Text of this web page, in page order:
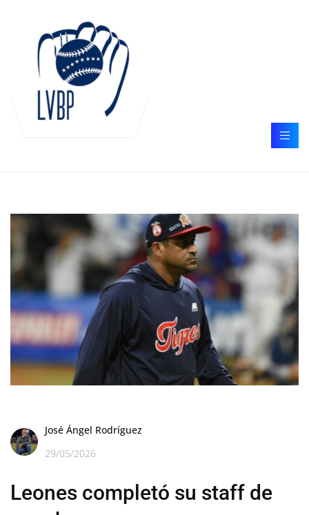
José Ángel Rodríguez
29/05/2026
Leones completó su staff de